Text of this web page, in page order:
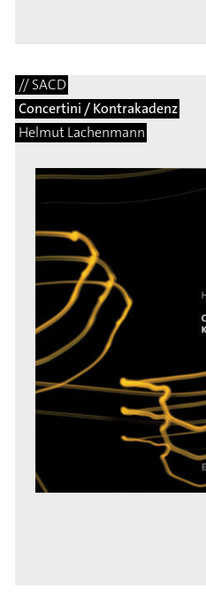
// SACD
Concertini / Kontrakadenz
Helmut Lachenmann